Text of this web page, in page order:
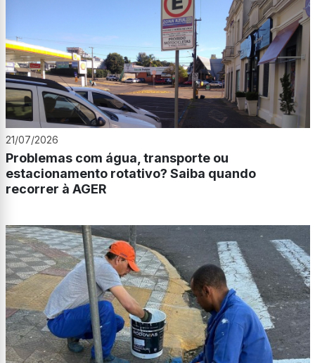
21/07/2026
Problemas com água, transporte ou
estacionamento rotativo? Saiba quando
recorrer à AGER